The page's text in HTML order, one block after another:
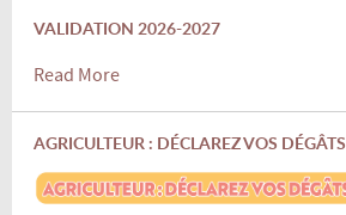
VALIDATION 2026-2027
Read More
AGRICULTEUR : DÉCLAREZ VOS DÉGÂTS